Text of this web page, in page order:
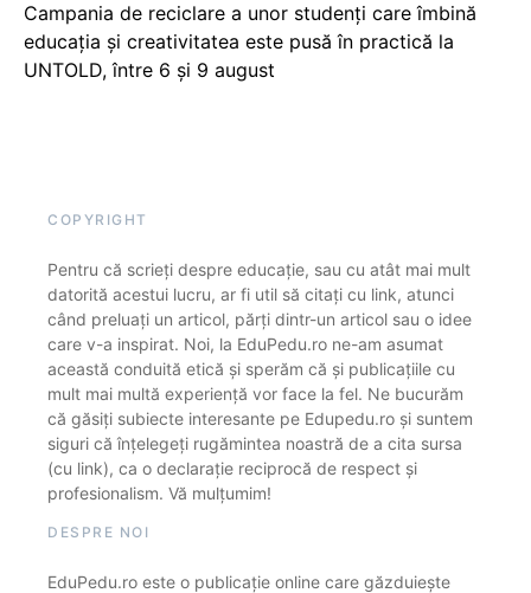
Campania de reciclare a unor studenți care îmbină
educația și creativitatea este pusă în practică la
UNTOLD, între 6 și 9 august
COPYRIGHT
Pentru că scrieți despre educație, sau cu atât mai mult
datorită acestui lucru, ar fi util să citați cu link, atunci
când preluați un articol, părți dintr-un articol sau o idee
care v-a inspirat. Noi, la EduPedu.ro ne-am asumat
această conduită etică și sperăm că și publicațiile cu
mult mai multă experiență vor face la fel. Ne bucurăm
că găsiți subiecte interesante pe Edupedu.ro și suntem
siguri că înțelegeți rugămintea noastră de a cita sursa
(cu link), ca o declarație reciprocă de respect și
profesionalism. Vă mulțumim!
DESPRE NOI
EduPedu.ro este o publicație online care găzduiește